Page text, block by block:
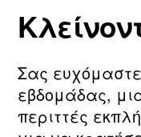
Σας
εβδομάδας,
περιττές